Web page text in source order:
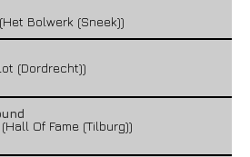
Bolwerk (Sneek))
(Dordrecht))
Of Fame (Tilburg))